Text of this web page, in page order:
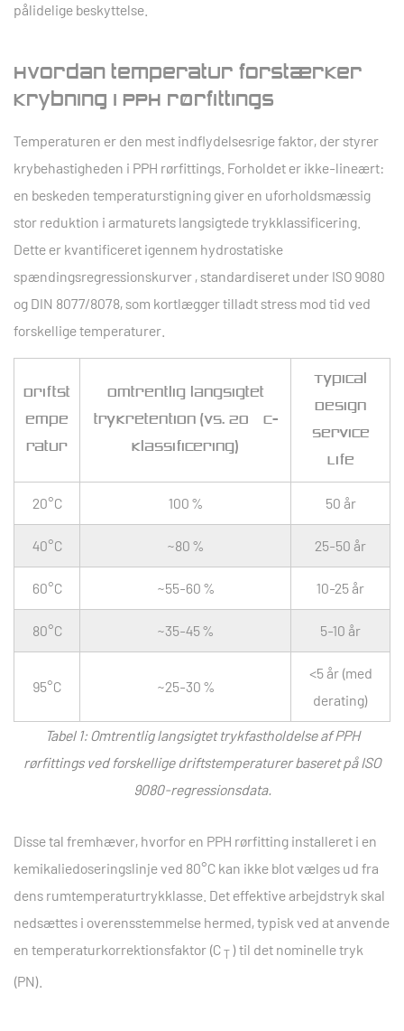
pålidelige beskyttelse.
Hvordan temperatur forstærker
krybning i PPH rørfittings
Temperaturen er den mest indflydelsesrige faktor, der styrer
krybehastigheden i PPH rørfittings. Forholdet er ikke-lineært:
en beskeden temperaturstigning giver en uforholdsmæssig
stor reduktion i armaturets langsigtede trykklassificering.
Dette er kvantificeret igennem hydrostatiske
spændingsregressionskurver , standardiseret under ISO 9080
og DIN 8077/8078, som kortlægger tilladt stress mod tid ved
forskellige temperaturer.
Driftst
empe
ratur
Omtrentlig langsigtet
trykretention (vs. 20°C-
klassificering)
Typical
Design
Service
Life
20°C 100 % 50 år
40°C ~80 % 25-50 år
60°C ~55-60 % 10-25 år
80°C ~35-45 % 5-10 år
95°C ~25-30 %
<5 år (med
derating)
Tabel 1: Omtrentlig langsigtet trykfastholdelse af PPH
rørfittings ved forskellige driftstemperaturer baseret på ISO
9080-regressionsdata.
Disse tal fremhæver, hvorfor en PPH rørfitting installeret i en
kemikaliedoseringslinje ved 80°C kan ikke blot vælges ud fra
dens rumtemperaturtrykklasse. Det effektive arbejdstryk skal
nedsættes i overensstemmelse hermed, typisk ved at anvende
en temperaturkorrektionsfaktor (CT) til det nominelle tryk
(PN).